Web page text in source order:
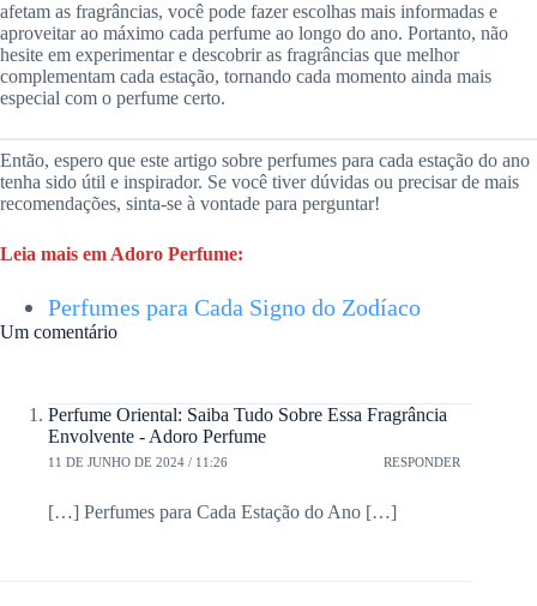
afetam as fragrâncias, você pode fazer escolhas mais informadas e
aproveitar ao máximo cada perfume ao longo do ano. Portanto, não
hesite em experimentar e descobrir as fragrâncias que melhor
complementam cada estação, tornando cada momento ainda mais
especial com o perfume certo.
Então, espero que este artigo sobre perfumes para cada estação do ano
tenha sido útil e inspirador. Se você tiver dúvidas ou precisar de mais
recomendações, sinta-se à vontade para perguntar!
Leia mais em Adoro Perfume:
Perfumes para Cada Signo do Zodíaco
Um comentário
Perfume Oriental: Saiba Tudo Sobre Essa Fragrância
Envolvente - Adoro Perfume
11 DE JUNHO DE 2024 / 11:26 RESPONDER
[…] Perfumes para Cada Estação do Ano […]